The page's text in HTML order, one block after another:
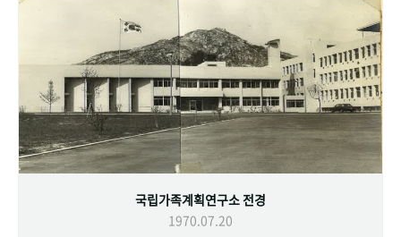
국립가족계획연구소 전경
1970.07.20